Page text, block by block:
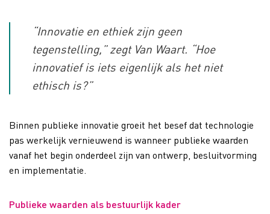
“Innovatie en ethiek zijn geen
tegenstelling,” zegt Van Waart. “Hoe
innovatief is iets eigenlijk als het niet
ethisch is?”
Binnen publieke innovatie groeit het besef dat technologie
pas werkelijk vernieuwend is wanneer publieke waarden
vanaf het begin onderdeel zijn van ontwerp, besluitvorming
en implementatie.
Publieke waarden als bestuurlijk kader